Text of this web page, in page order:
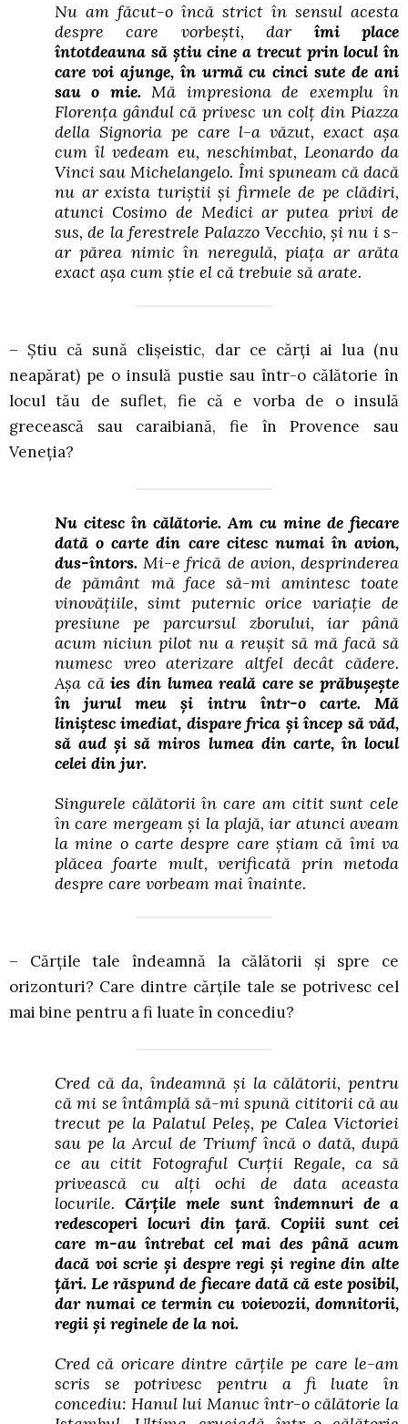
Nu am făcut-o încă strict în sensul acesta
despre care vorbești, dar îmi place
întotdeauna să știu cine a trecut prin locul în
care voi ajunge, în urmă cu cinci sute de ani
sau o mie. Mă impresiona de exemplu în
Florența gândul că privesc un colț din Piazza
della Signoria pe care l-a văzut, exact așa
cum îl vedeam eu, neschimbat, Leonardo da
Vinci sau Michelangelo. Îmi spuneam că dacă
nu ar exista turiștii și firmele de pe clădiri,
atunci Cosimo de Medici ar putea privi de
sus, de la ferestrele Palazzo Vecchio, și nu i s-
ar părea nimic în neregulă, piața ar arăta
exact așa cum știe el că trebuie să arate.
– Știu că sună clișeistic, dar ce cărți ai lua (nu
neapărat) pe o insulă pustie sau într-o călătorie în
locul tău de suflet, fie că e vorba de o insulă
grecească sau caraibiană, fie în Provence sau
Veneția?
Nu citesc în călătorie. Am cu mine de fiecare
dată o carte din care citesc numai în avion,
dus-întors. Mi-e frică de avion, desprinderea
de pământ mă face să-mi amintesc toate
vinovățiile, simt puternic orice variație de
presiune pe parcursul zborului, iar până
acum niciun pilot nu a reușit să mă facă să
numesc vreo aterizare altfel decât cădere.
Așa căies din lumea reală care se prăbușește
în jurul meu și intru într-o carte. Mă
liniștesc imediat, dispare frica și încep să văd,
să aud și să miros lumea din carte, în locul
celei din jur.
Singurele călătorii în care am citit sunt cele
în care mergeam și la plajă, iar atunci aveam
la mine o carte despre care știam că îmi va
plăcea foarte mult, verificată prin metoda
despre care vorbeam mai înainte.
– Cărțile tale îndeamnă la călătorii și spre ce
orizonturi? Care dintre cărțile tale se potrivesc cel
mai bine pentru a fi luate în concediu?
Cred că da, îndeamnă și la călătorii, pentru
că mi se întâmplă să-mi spună cititorii că au
trecut pe la Palatul Peleș, pe Calea Victoriei
sau pe la Arcul de Triumf încă o dată, după
ce au citit Fotograful Curții Regale, ca să
privească cu alți ochi de data aceasta
locurile.Cărțile mele sunt îndemnuri de a
redescoperi locuri din țară. Copiii sunt cei
care m-au întrebat cel mai des până acum
dacă voi scrie și despre regi și regine din alte
țări. Le răspund de fiecare dată că este posibil,
dar numai ce termin cu voievozii, domnitorii,
regii și reginele de la noi.
Cred că oricare dintre cărțile pe care le-am
scris se potrivesc pentru a fi luate în
concediu: Hanul lui Manuc într-o călătorie la